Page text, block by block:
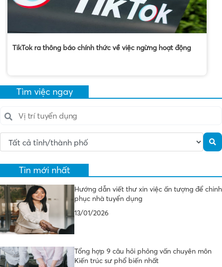
TikTok ra thông báo chính thức về việc ngừng hoạt động
Tìm việc ngay
Tin mới nhất
Hướng dẫn viết thư xin việc ấn tượng để chinh
phục nhà tuyển dụng
13/01/2026
Tổng hợp 9 câu hỏi phỏng vấn chuyên môn
Kiến trúc sư phổ biến nhất